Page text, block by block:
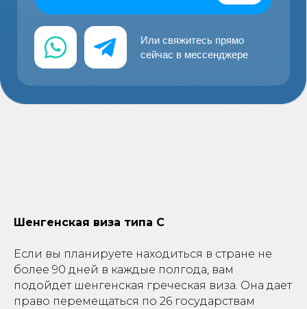
Шенгенская виза типа C
Если вы планируете находиться в стране не
более 90 дней в каждые полгода, вам
подойдет шенгенская греческая виза. Она дает
право перемещаться по 26 государствам